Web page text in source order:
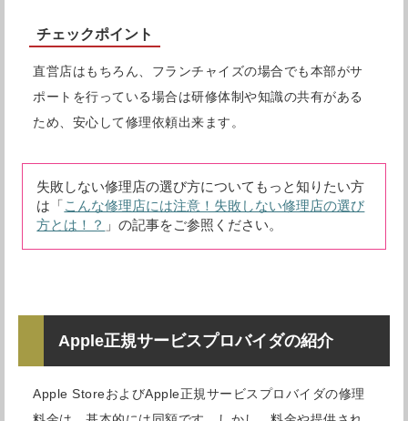
チェックポイント
直営店はもちろん、フランチャイズの場合でも本部がサ
ポートを行っている場合は研修体制や知識の共有がある
ため、安心して修理依頼出来ます。
失敗しない修理店の選び方についてもっと知りたい方
は「こんな修理店には注意！失敗しない修理店の選び
方とは！？ 」の記事をご参照ください。
Apple正規サービスプロバイダの紹介
Apple StoreおよびApple正規サービスプロバイダの修理